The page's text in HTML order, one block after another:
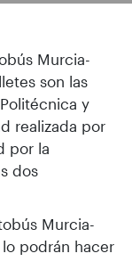
Murcia-
son las
y
realizada por
por la
dos
Murcia-
podrán hacer